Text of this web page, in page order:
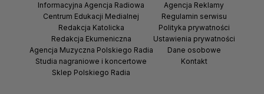
Informacyjna Agencja Radiowa
Centrum Edukacji Medialnej
Redakcja Katolicka
Redakcja Ekumeniczna
Agencja Muzyczna Polskiego Radia
Studia nagraniowe i koncertowe
Sklep Polskiego Radia
Agencja Reklamy
Regulamin serwisu
Polityka prywatności
Ustawienia prywatności
Dane osobowe
Kontakt